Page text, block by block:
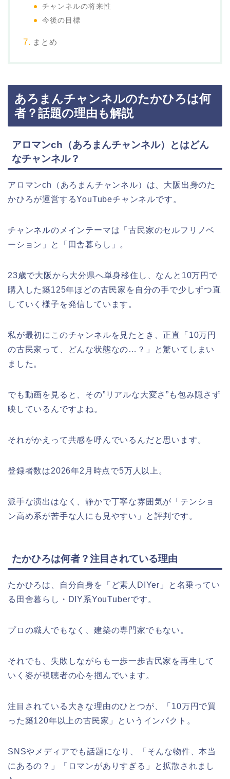
チャンネルの将来性
今後の目標
まとめ
あろまんチャンネルのたかひろは何
者？話題の理由も解説
アロマンch（あろまんチャンネル）とはどん
なチャンネル？
アロマンch（あろまんチャンネル）は、大阪出身のた
かひろが運営するYouTubeチャンネルです。
チャンネルのメインテーマは「古民家のセルフリノベ
ーション」と「田舎暮らし」。
23歳で大阪から大分県へ単身移住し、なんと10万円で
購入した築125年ほどの古民家を自分の手で少しずつ直
していく様子を発信しています。
私が最初にこのチャンネルを見たとき、正直「10万円
の古民家って、どんな状態なの…？」と驚いてしまい
ました。
でも動画を見ると、その”リアルな大変さ”も包み隠さず
映しているんですよね。
それがかえって共感を呼んでいるんだと思います。
登録者数は2026年2月時点で5万人以上。
派手な演出はなく、静かで丁寧な雰囲気が「テンショ
ン高め系が苦手な人にも見やすい」と評判です。
たかひろは何者？注目されている理由
たかひろは、自分自身を「ど素人DIYer」と名乗ってい
る田舎暮らし・DIY系YouTuberです。
プロの職人でもなく、建築の専門家でもない。
それでも、失敗しながらも一歩一歩古民家を再生して
いく姿が視聴者の心を掴んでいます。
注目されている大きな理由のひとつが、「10万円で買
った築120年以上の古民家」というインパクト。
SNSやメディアでも話題になり、「そんな物件、本当
にあるの？」「ロマンがありすぎる」と拡散されまし